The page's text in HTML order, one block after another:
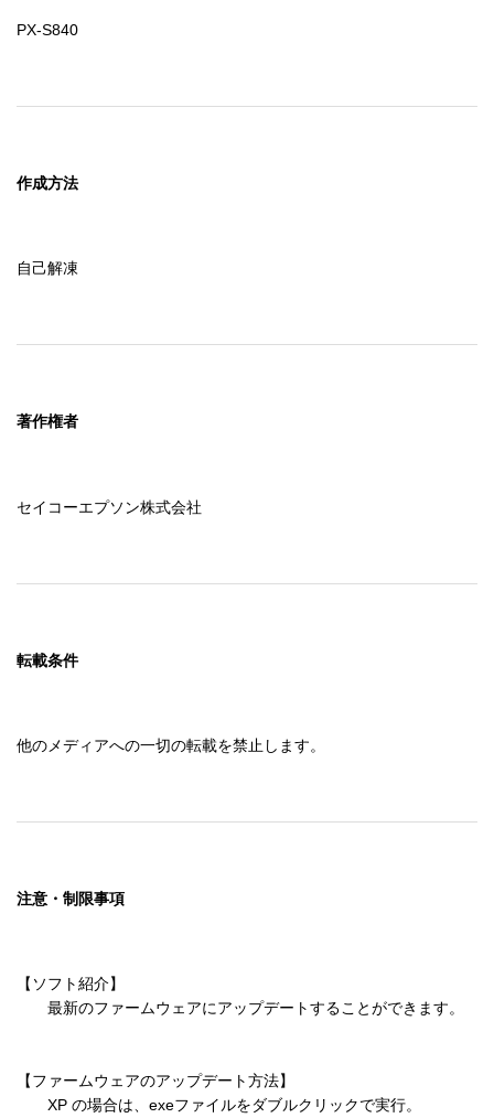
PX-S840
作成方法
自己解凍
著作権者
セイコーエプソン株式会社
転載条件
他のメディアへの一切の転載を禁止します。
注意・制限事項
【ソフト紹介】
最新のファームウェアにアップデートすることができます。
【ファームウェアのアップデート方法】
XP の場合は、exeファイルをダブルクリックで実行。